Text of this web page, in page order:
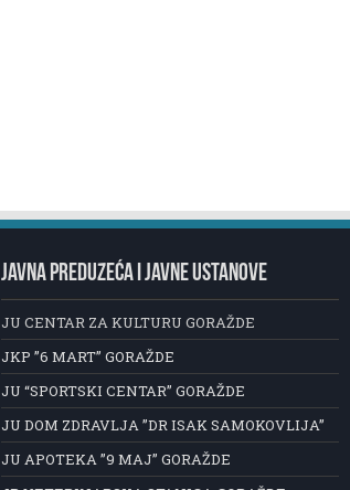
JAVNA PREDUZEĆA I JAVNE USTANOVE
JU CENTAR ZA KULTURU GORAŽDE
JKP ”6 MART” GORAŽDE
JU “SPORTSKI CENTAR” GORAŽDE
JU DOM ZDRAVLJA ”DR ISAK SAMOKOVLIJA”
JU APOTEKA ”9 MAJ” GORAŽDE